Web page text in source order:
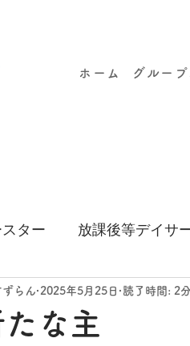
ホーム グルー
ター 放課後等デイサ
な主
らん 2025年5月25日 読了時間: 2分